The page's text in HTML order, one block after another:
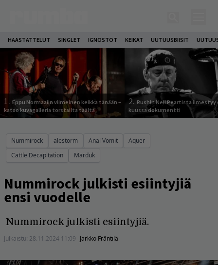
HAASTATTELUT SINGLET IGNOSTOT KEIKAT UUTUUSBIISIT
1. Eppu Normaalin viimeinen keikka tänään –
katso kuvagalleria torstailta täältä
2. Rushin Neil Peartista ilmestyy
kuussa dokumentti
Nummirock alestorm Anal Vomit
Aquer
Cattle Decapitation
Marduk
Nummirock julkisti esiintyjiä
ensi vuodelle
Nummirock julkisti esiintyjiä.
Julkaistu: 28.11.2024 11:09 Jarkko Fräntilä